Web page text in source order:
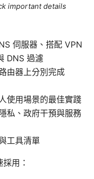
important details
伺服器、搭配 VPN
DNS 過濾
由器上分別完成
使用場景的最佳實踐
私、政府干預與服務
工具清單
用：